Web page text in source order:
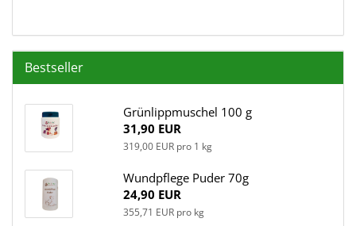
Bestseller
Grünlippmuschel 100 g
31,90 EUR
319,00 EUR pro 1 kg
Wundpflege Puder 70g
24,90 EUR
355,71 EUR pro kg